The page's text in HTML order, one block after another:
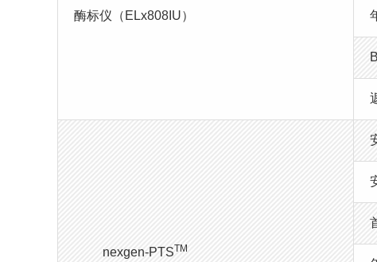
酶标仪（ELx808IU）
nexgen-PTSTM